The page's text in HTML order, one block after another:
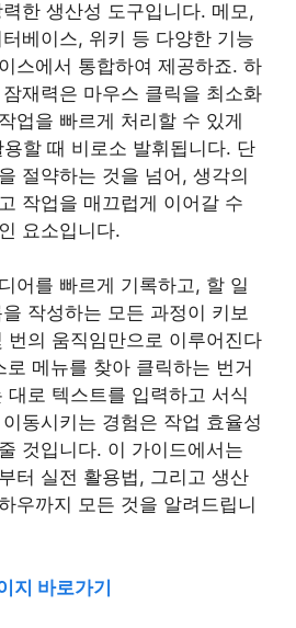
한 생산성 도구입니다. 메모,
베이스, 위키 등 다양한 기능
스에서 통합하여 제공하죠. 하
재력은 마우스 클릭을 최소화
업을 빠르게 처리할 수 있게
용할 때 비로소 발휘됩니다. 단
절약하는 것을 넘어, 생각의
작업을 매끄럽게 이어갈 수
요소입니다.
어를 빠르게 기록하고, 할 일
작성하는 모든 과정이 키보
번의 움직임만으로 이루어진다
로 메뉴를 찾아 클릭하는 번거
대로 텍스트를 입력하고 서식
동시키는 경험은 작업 효율성
것입니다. 이 가이드에서는
터 실전 활용법, 그리고 생산
우까지 모든 것을 알려드립니
지 바로가기